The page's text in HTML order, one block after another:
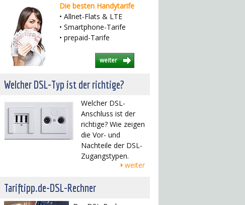
Die besten Handytarife
• Allnet-Flats & LTE
• Smartphone-Tarife
• prepaid-Tarife
weiter
Welcher DSL-Typ ist der richtige?
Welcher DSL-
Anschluss ist der
richtige? Wie zeigen
die Vor- und
Nachteile der DSL-
Zugangstypen.
weiter
Tariftipp.de-DSL-Rechner